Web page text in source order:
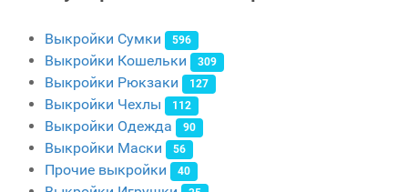
Выкройки Сумки 596
Выкройки Кошельки 309
Выкройки Рюкзаки 127
Выкройки Чехлы 112
Выкройки Одежда 90
Выкройки Маски 56
Прочие выкройки 40